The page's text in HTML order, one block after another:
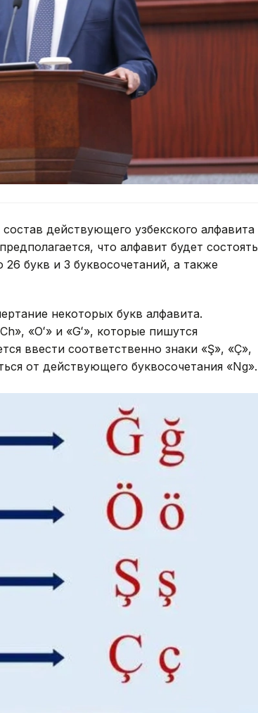
действующего узбекского алфавита
что алфавит будет состоять
букв и 3 буквосочетаний, а также
некоторых букв алфавита.
«Oʻ» и «Gʻ», которые пишутся
ввести соответственно знаки «Ş», «Ç»,
от действующего буквосочетания «Ng».